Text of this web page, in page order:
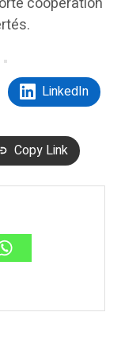
LinkedIn
Copy Link